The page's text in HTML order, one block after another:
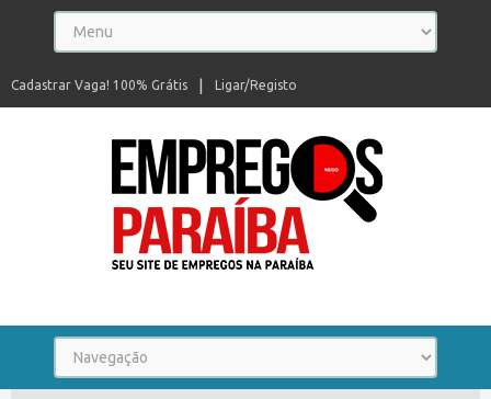
Ligar/Registo
Cadastrar Vaga! 100% Grátis